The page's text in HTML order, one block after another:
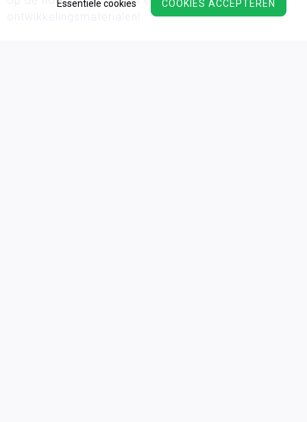
COOKIES ACCEPTEREN
Essentiële cookies